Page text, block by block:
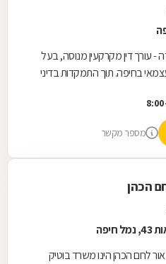
- עורך דין מקרקעין מנוסה, בעל
בחיפה. תוך התמקדות בדיני
מספר מקשר
הכהן
חיפה
לחם הכהן הינו משרד בוטיק